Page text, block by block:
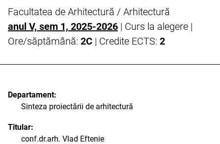
Facultatea de Arhitectură / Arhitectură
anul V, sem 1, 2025-2026 | Curs la alegere |
Ore/săptămână: 2C | Credite ECTS: 2
Departament:
Sinteza proiectării de arhitectură
Titular:
conf.dr.arh. Vlad Eftenie